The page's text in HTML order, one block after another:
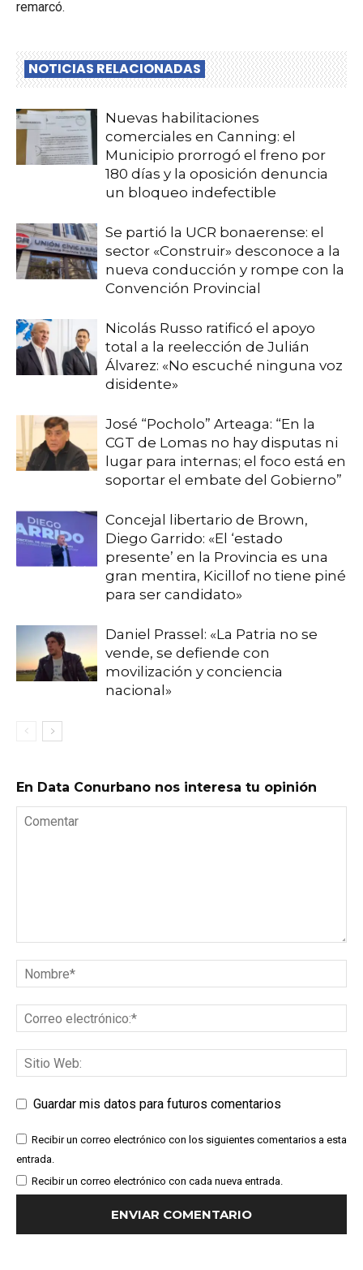
remarcó.
NOTICIAS RELACIONADAS
Nuevas habilitaciones
comerciales en Canning: el
Municipio prorrogó el freno por
180 días y la oposición denuncia
un bloqueo indefectible
Se partió la UCR bonaerense: el
sector «Construir» desconoce a la
nueva conducción y rompe con la
Convención Provincial
Nicolás Russo ratificó el apoyo
total a la reelección de Julián
Álvarez: «No escuché ninguna voz
disidente»
José “Pocholo” Arteaga: “En la
CGT de Lomas no hay disputas ni
lugar para internas; el foco está en
soportar el embate del Gobierno”
Concejal libertario de Brown,
Diego Garrido: «El ‘estado
presente’ en la Provincia es una
gran mentira, Kicillof no tiene piné
para ser candidato»
Daniel Prassel: «La Patria no se
vende, se defiende con
movilización y conciencia
nacional»
En Data Conurbano nos interesa tu opinión
Guardar mis datos para futuros comentarios
Recibir un correo electrónico con los siguientes comentarios a esta
entrada.
Recibir un correo electrónico con cada nueva entrada.